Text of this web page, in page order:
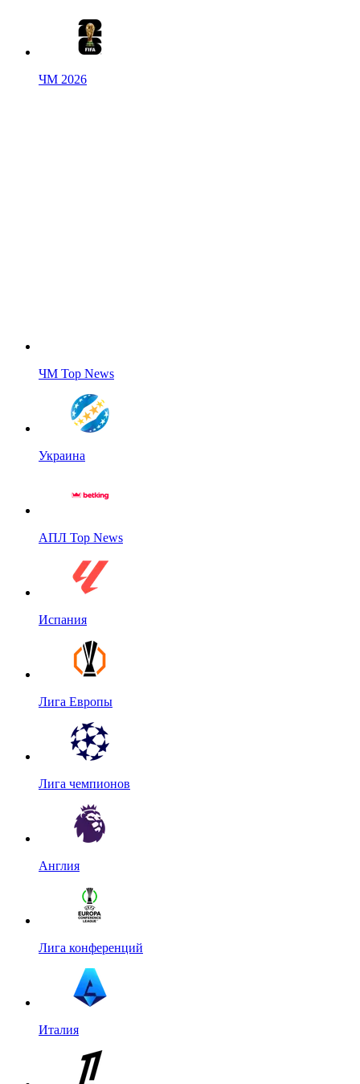
ЧМ 2026
ЧМ Top News
Украина
АПЛ Top News
Испания
Лига Европы
Лига чемпионов
Англия
Лига конференций
Италия